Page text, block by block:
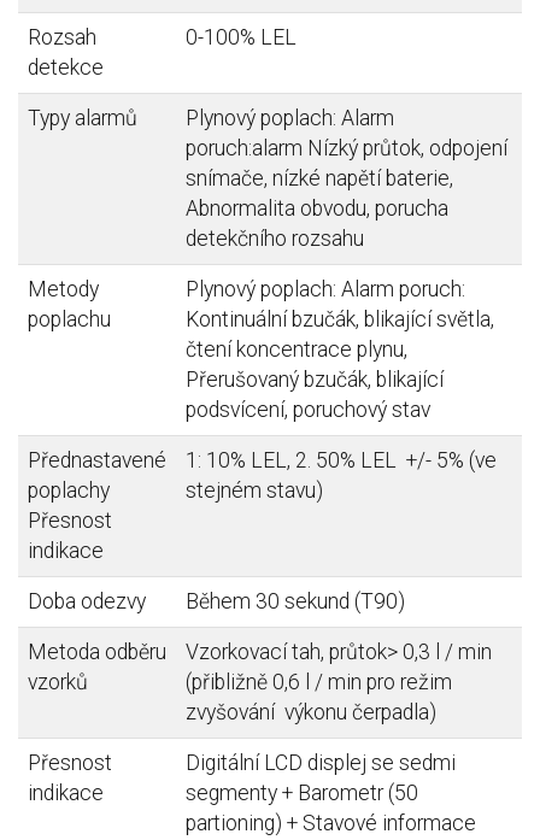
Rozsah
detekce
0-100% LEL
Typy alarmů
Plynový poplach: Alarm
poruch:alarm Nízký průtok, odpojení
snímače, nízké napětí baterie,
Abnormalita obvodu, porucha
detekčního rozsahu
Metody
poplachu
Plynový poplach: Alarm poruch:
Kontinuální bzučák, blikající světla,
čtení koncentrace plynu,
Přerušovaný bzučák, blikající
podsvícení, poruchový stav
Přednastavené
poplachy
Přesnost
indikace
1: 10% LEL, 2. 50% LEL +/- 5% (ve
stejném stavu)
Doba odezvy Během 30 sekund (T90)
Metoda odběru
vzorků
Vzorkovací tah, průtok> 0,3 l / min
(přibližně 0,6 l / min pro režim
zvyšování výkonu čerpadla)
Přesnost
indikace
Digitální LCD displej se sedmi
segmenty + Barometr (50
partioning) + Stavové informace